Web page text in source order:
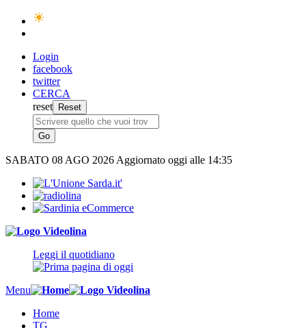
Login
facebook
twitter
CERCA
reset
SABATO 08 AGO 2026 Aggiornato oggi alle 14:35
Leggi il quotidiano
Menu
Home
TG